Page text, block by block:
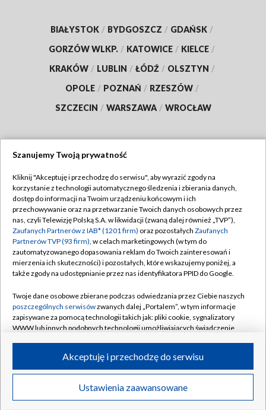
BIAŁYSTOK / BYDGOSZCZ / GDAŃSK /
GORZÓW WLKP. / KATOWICE / KIELCE /
KRAKÓW / LUBLIN / ŁÓDŹ / OLSZTYN /
OPOLE / POZNAŃ / RZESZÓW /
SZCZECIN / WARSZAWA / WROCŁAW
TVP
Abonament TVP
Emisja w TVP
Centrum informacji TVP
Naziemna Telewizja Cyfrowa
Rada Programowa
System NOS
Informacje o nadawcy
Program dla prasy
Ogłoszenie przetargowe
Regulamin TVP
Polityka prywatności
Moje zgody
Pomoc
Kontakt
Kanały
©2026 Telewizja Polska S.A. w likwidacji
Szanujemy Twoją prywatność
Kliknij "Akceptuję i przechodzę do serwisu", aby wyrazić zgody na
korzystanie z technologii automatycznego śledzenia i zbierania danych,
dostęp do informacji na Twoim urządzeniu końcowym i ich
przechowywanie oraz na przetwarzanie Twoich danych osobowych przez
nas, czyli Telewizję Polską S.A. w likwidacji (zwaną dalej również „TVP”),
Zaufanych Partnerów z IAB* (1201 firm) oraz pozostałych Zaufanych
Partnerów TVP (93 firm), w celach marketingowych (w tym do
zautomatyzowanego dopasowania reklam do Twoich zainteresowań i
mierzenia ich skuteczności) i pozostałych, które wskazujemy poniżej, a
także zgody na udostępnianie przez nas identyfikatora PPID do Google.
Twoje dane osobowe zbierane podczas odwiedzania przez Ciebie naszych
poszczególnych serwisówzwanych dalej „Portalem”, w tym informacje
zapisywane za pomocą technologii takich jak: pliki cookie, sygnalizatory
WWW lub innych podobnych technologii umożliwiających świadczenie
ruchu w Internecie.
Twoje dane osobowe zbierane podczas odwiedzania przez Ciebie
poszczególnych serwisówna Portalu, takie jak adresy IP, identyfikatory
Ustawienia zaawansowane
Akceptuję i przechodzę do serwisu